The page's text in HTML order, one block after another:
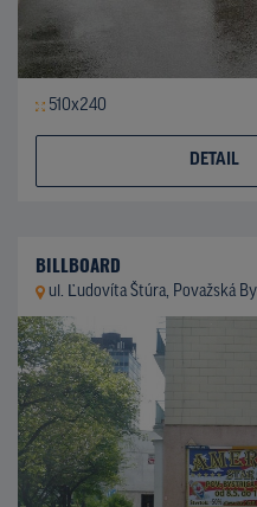
510x240
DETAIL
BILLBOARD
ul. Ľudovíta Štúra, Považská